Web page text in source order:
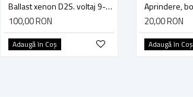
Ballast xenon D2S. voltaj 9-16V, 55w, canbus, pro slim
100,00 RON
Adaugă în Coş
140,00 RON
Adaugă în Coş
20,00 RON
Adaugă în Coş